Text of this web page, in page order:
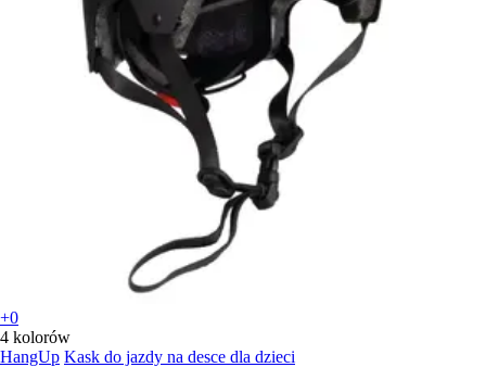
+0
4 kolorów
HangUp Kask do jazdy na desce dla dzieci